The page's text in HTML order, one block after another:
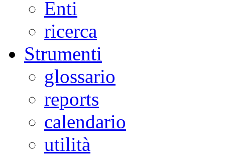
Enti
ricerca
Strumenti
glossario
reports
calendario
utilità